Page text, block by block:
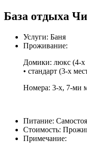
База отдыха
Услуги: Баня
Проживание:
Домики: люкс (4-х
• стандарт (3-х
Номера: 3-х, 7-ми
Питание:
Стоимость:
Примечание: